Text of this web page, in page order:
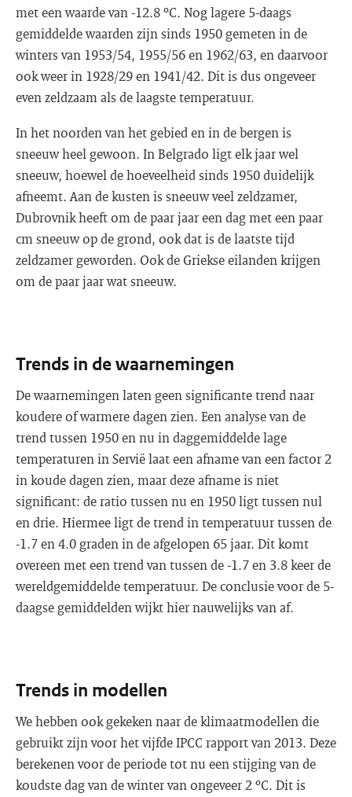
met een waarde van -12.8 ºC. Nog lagere 5-daags
gemiddelde waarden zijn sinds 1950 gemeten in de
winters van 1953/54, 1955/56 en 1962/63, en daarvoor
ook weer in 1928/29 en 1941/42. Dit is dus ongeveer
even zeldzaam als de laagste temperatuur.
In het noorden van het gebied en in de bergen is
sneeuw heel gewoon. In Belgrado ligt elk jaar wel
sneeuw, hoewel de hoeveelheid sinds 1950 duidelijk
afneemt. Aan de kusten is sneeuw veel zeldzamer,
Dubrovnik heeft om de paar jaar een dag met een paar
cm sneeuw op de grond, ook dat is de laatste tijd
zeldzamer geworden. Ook de Griekse eilanden krijgen
om de paar jaar wat sneeuw.
Trends in de waarnemingen
De waarnemingen laten geen significante trend naar
koudere of warmere dagen zien. Een analyse van de
trend tussen 1950 en nu in daggemiddelde lage
temperaturen in Servië laat een afname van een factor 2
in koude dagen zien, maar deze afname is niet
significant: de ratio tussen nu en 1950 ligt tussen nul
en drie. Hiermee ligt de trend in temperatuur tussen de
-1.7 en 4.0 graden in de afgelopen 65 jaar. Dit komt
overeen met een trend van tussen de -1.7 en 3.8 keer de
wereldgemiddelde temperatuur. De conclusie voor de 5-
daagse gemiddelden wijkt hier nauwelijks van af.
Trends in modellen
We hebben ook gekeken naar de klimaatmodellen die
gebruikt zijn voor het vijfde IPCC rapport van 2013. Deze
berekenen voor de periode tot nu een stijging van de
koudste dag van de winter van ongeveer 2 ºC. Dit is